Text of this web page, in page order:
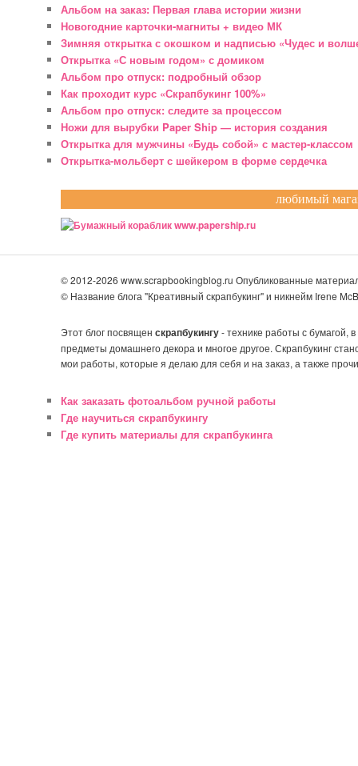
Альбом на заказ: Первая глава истории жизни
Новогодние карточки-магниты + видео МК
Зимняя открытка с окошком и надписью «Чудес и
Открытка «С новым годом» с домиком
Альбом про отпуск: подробный обзор
Как проходит курс «Скрапбукинг 100%»
Альбом про отпуск: следите за процессом
Ножи для вырубки Paper Ship — история создания
Открытка для мужчины «Будь собой» с мастер-классом
Открытка-мольберт с шейкером в форме сердечка
любимый
© 2012-2026 www.scrapbookingblog.ru Опубликованные
© Название блога "Креативный скрапбукинг" и никнейм Irene
Этот блог посвящен скрапбукингу- технике работы с бумагой,
предметы домашнего декора и многое другое. Скрапбукинг
мои работы, которые я делаю для себя и на заказ, а также
Как заказать фотоальбом ручной работы
Где научиться скрапбукингу
Где купить материалы для скрапбукинга